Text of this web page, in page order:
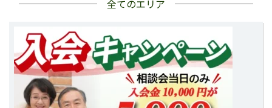
全てのエリア